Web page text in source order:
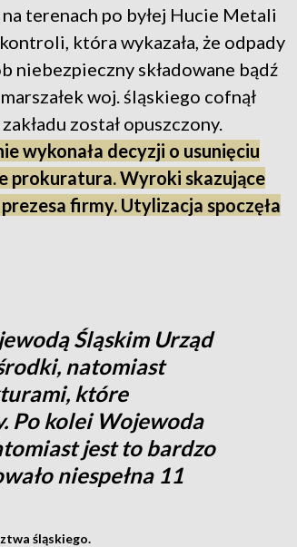
terenach po byłej Hucie Metali
która wykazała, że odpady
niebezpieczny składowane bądź
woj. śląskiego cofnął
został opuszczony.
wykonała decyzji o usunięciu
prokuratura. Wyroki skazujące
firmy. Utylizacja spoczęła
Śląskim Urząd
natomiast
które
Po kolei Wojewoda
jest to bardzo
niespełna 11
śląskiego.